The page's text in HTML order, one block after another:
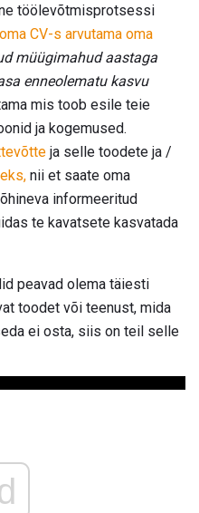
töölevõtmisprotsessi
oma CV-s arvutama oma
müügimahud aastaga
enneolematu kasvu
mis toob esile teie
ja kogemused.
ja selle toodete ja /
nii et saate oma
informeeritud
te kavatsete kasvatada
peavad olema täiesti
toodet või teenust, mida
ei osta, siis on teil selle